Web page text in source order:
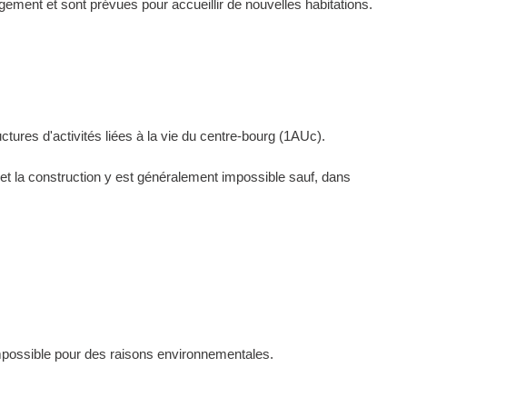
et sont prévues pour accueillir de nouvelles habitations.
d'activités liées à la vie du centre-bourg (1AUc).
la construction y est généralement impossible sauf, dans
pour des raisons environnementales.